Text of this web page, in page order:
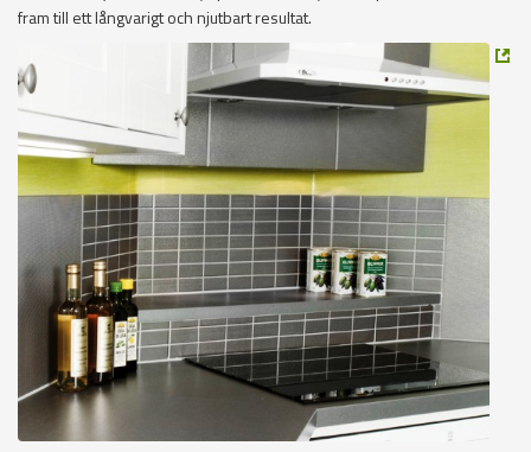
fram till ett långvarigt och njutbart resultat.